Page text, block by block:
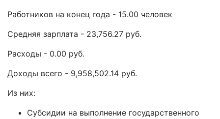
Работников на конец года - 15.00 человек
Средняя зарплата - 23,756.27 руб.
Расходы - 0.00 руб.
Доходы всего - 9,958,502.14 руб.
Из них:
Субсидии на выполнение государственного